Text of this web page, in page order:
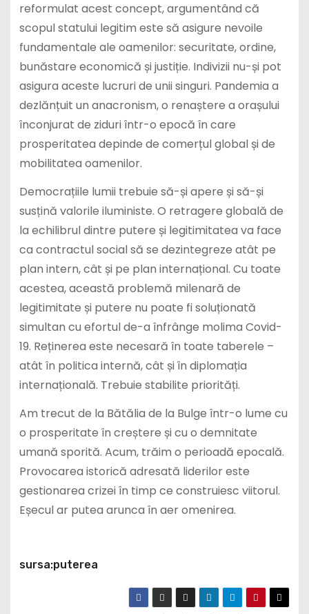
reformulat acest concept, argumentând că
scopul statului legitim este să asigure nevoile
fundamentale ale oamenilor: securitate, ordine,
bunăstare economică și justiție. Indivizii nu-și pot
asigura aceste lucruri de unii singuri. Pandemia a
dezlănțuit un anacronism, o renaștere a orașului
înconjurat de ziduri într-o epocă în care
prosperitatea depinde de comerțul global și de
mobilitatea oamenilor.
Democrațiile lumii trebuie să-și apere și să-și
susțină valorile iluministe. O retragere globală de
la echilibrul dintre putere și legitimitatea va face
ca contractul social să se dezintegreze atât pe
plan intern, cât și pe plan internațional. Cu toate
acestea, această problemă milenară de
legitimitate și putere nu poate fi soluționată
simultan cu efortul de-a înfrânge molima Covid-
19. Reținerea este necesară în toate taberele –
atât în politica internă, cât și în diplomația
internațională. Trebuie stabilite priorități.
Am trecut de la Bătălia de la Bulge într-o lume cu
o prosperitate în creștere și cu o demnitate
umană sporită. Acum, trăim o perioadă epocală.
Provocarea istorică adresată liderilor este
gestionarea crizei în timp ce construiesc viitorul.
Eșecul ar putea arunca în aer omenirea.
sursa:puterea